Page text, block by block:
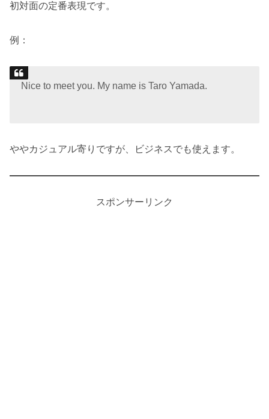
初対面の定番表現です。
例：
Nice to meet you. My name is Taro Yamada.
ややカジュアル寄りですが、ビジネスでも使えます。
スポンサーリンク